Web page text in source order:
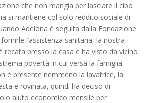
che non mangia per lasciare il cibo
si mantiene col solo reddito sociale di
Adelona è seguita dalla Fondazione
l’assistenza sanitaria, la nostra
recata presso la casa e ha visto da vicino
povertà in cui versa la famiglia.
è presente nemmeno la lavatrice, la
e rovinata, quindi ha deciso di
aiuto economico mensile per